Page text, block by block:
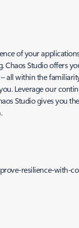
of your
Studio offers
within the
Leverage our
Studio gives
resilience-with-